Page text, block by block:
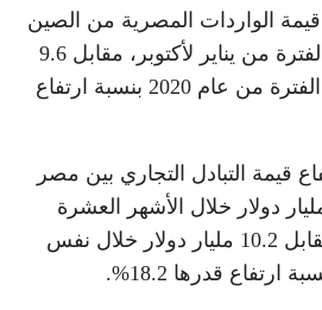
الواردات المصرية من الصين
10.7 مليار دولار خلال الفترة من يناير لأكتوبر، مقابل 9.6
مليار دولار خلال نفس الفترة من عام 2020 بنسبة ارتفاع
قيمة التبادل التجاري بين مصر
لتصل إلى 12 مليار دولار خلال الأشهر العشرة
الأولى من عام 2021 مقابل 10.2 مليار دولار خلال نفس